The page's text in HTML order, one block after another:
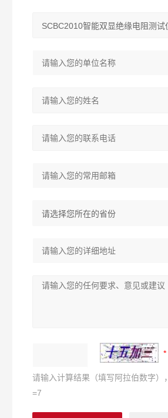
请输入计算结果（填写阿拉伯数字）
=7